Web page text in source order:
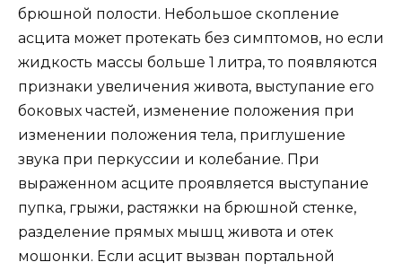
брюшной полости. Небольшое скопление
асцита может протекать без симптомов, но если
жидкость массы больше 1 литра, то появляются
признаки увеличения живота, выступание его
боковых частей, изменение положения при
изменении положения тела, приглушение
звука при перкуссии и колебание. При
выраженном асците проявляется выступание
пупка, грыжи, растяжки на брюшной стенке,
разделение прямых мышц живота и отек
мошонки. Если асцит вызван портальной